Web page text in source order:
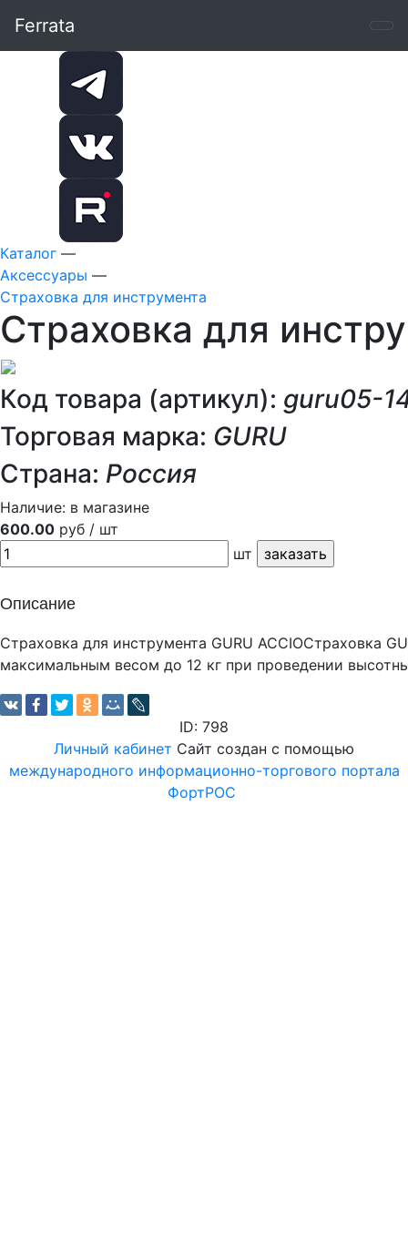
Ferrata
Каталог —
Аксессуары —
Страховка для инструмента
Страховка для
Код товара (артикул): guru05-
Торговая марка: GURU
Страна: Россия
Наличие: в магазине
600.00 руб / шт
шт
Описание
Страховка для инструмента GURU ACCIOСтраховка
максимальным весом до 12 кг при проведении
ID: 798
Личный кабинет Сайт создан с помощью
международного информационно-торгового портала
ФортРОС